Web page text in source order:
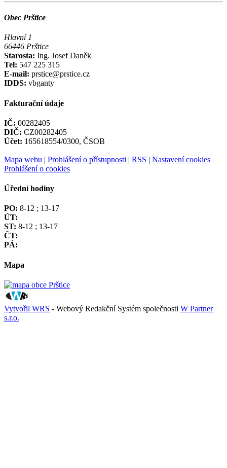
Obec Prštice
Hlavní 1
66446 Prštice
Starosta: Ing. Josef Daněk
Tel: 547 225 315
E-mail: prstice@prstice.cz
IDDS: vbganty
Fakturační údaje
IČ: 00282405
DIČ: CZ00282405
Účet: 165618554/0300, ČSOB
Mapa webu | Prohlášení o přístupnosti | RSS | Nastavení cookies
Prohlášení o cookies
Úřední hodiny
PO: 8-12 ; 13-17
ÚT:
ST: 8-12 ; 13-17
ČT:
PÁ:
Mapa
Vytvořil WRS - Webový Redakční Systém společnosti W Partner
s.r.o.